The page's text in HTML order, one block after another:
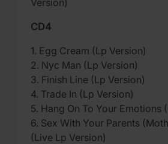
Version)
CD4
1. Egg Cream (Lp Version)
2. Nyc Man (Lp Version)
3. Finish Line (Lp Version)
4. Trade In (Lp Version)
5. Hang On To Your Emotions
6. Sex With Your Parents
(Live Lp Version)